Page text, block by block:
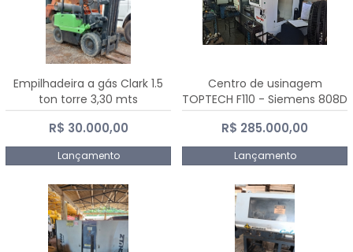
Empilhadeira a gás Clark 1.5
ton torre 3,30 mts
R$ 30.000,00
Lançamento
Centro de usinagem
TOPTECH F110 - Siemens 808D
Advanced
R$ 285.000,00
Lançamento